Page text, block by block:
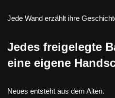
Jede Wand erzählt ihre
Jedes freigelegte
eine eigene
Neues entsteht aus dem Alten.